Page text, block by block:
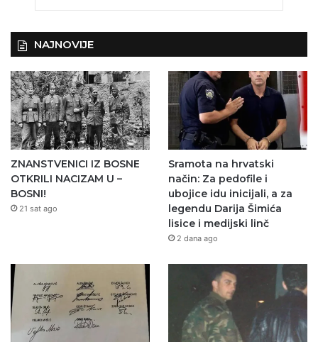
NAJNOVIJE
ZNANSTVENICI IZ BOSNE
OTKRILI NACIZAM U –
BOSNI!
21 sat ago
Sramota na hrvatski
način: Za pedofile i
ubojice idu inicijali, a za
legendu Darija Šimića
lisice i medijski linč
2 dana ago